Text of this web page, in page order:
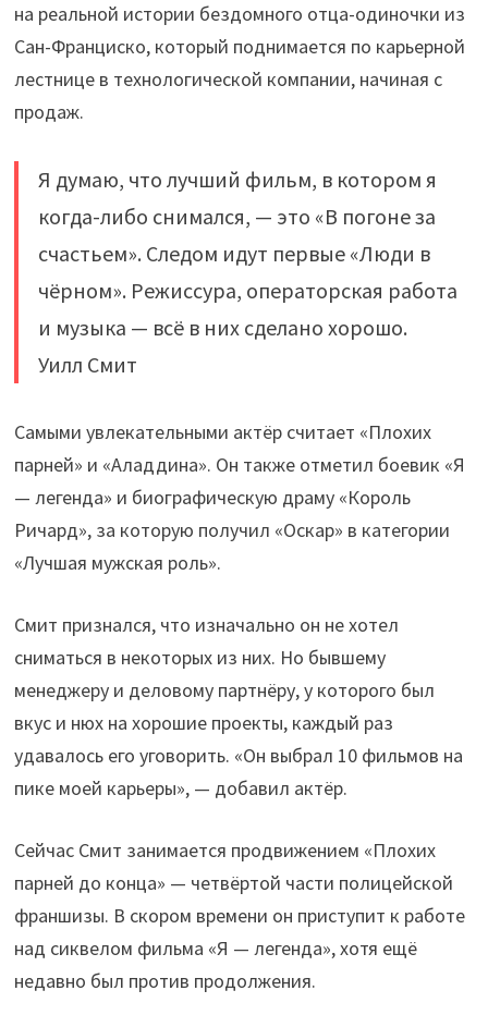
на реальной истории бездомного отца-одиночки из
Сан-Франциско, который поднимается по карьерной
лестнице в технологической компании, начиная с
продаж.
Я думаю, что лучший фильм, в котором я
когда-либо снимался, — это «В погоне за
счастьем». Следом идут первые «Люди в
чёрном». Режиссура, операторская работа
и музыка — всё в них сделано хорошо.
Уилл Смит
Самыми увлекательными актёр считает «Плохих
парней» и «Аладдина». Он также отметил боевик «Я
— легенда» и биографическую драму «Король
Ричард», за которую получил «Оскар» в категории
«Лучшая мужская роль».
Смит признался, что изначально он не хотел
сниматься в некоторых из них. Но бывшему
менеджеру и деловому партнёру, у которого был
вкус и нюх на хорошие проекты, каждый раз
удавалось его уговорить. «Он выбрал 10 фильмов на
пике моей карьеры», — добавил актёр.
Сейчас Смит занимается продвижением «Плохих
парней до конца» — четвёртой части полицейской
франшизы. В скором времени он приступит к работе
над сиквелом фильма «Я — легенда», хотя ещё
недавно был против продолжения.